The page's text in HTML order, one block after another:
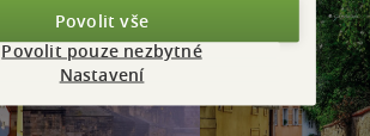
Povolit vše
Povolit pouze nezbytné
Nastavení